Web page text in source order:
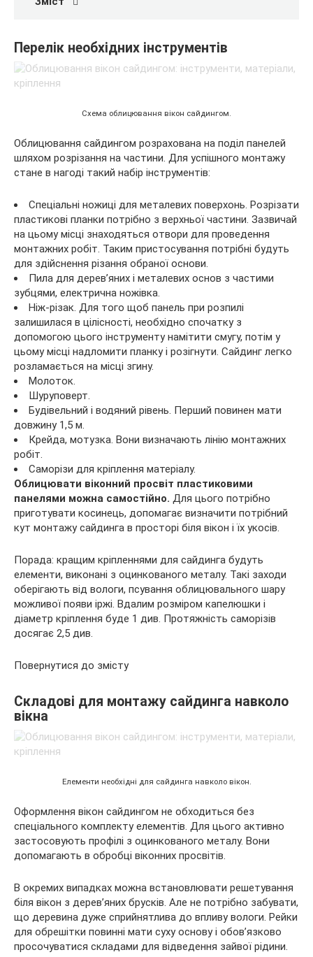
Перелік необхідних інструментів
Схема облицювання вікон сайдингом.
Облицювання сайдингом розрахована на поділ панелей
шляхом розрізання на частини. Для успішного монтажу
стане в нагоді такий набір інструментів:
Спеціальні ножиці для металевих поверхонь. Розрізати
пластикові планки потрібно з верхньої частини. Зазвичай
на цьому місці знаходяться отвори для проведення
монтажних робіт. Таким пристосування потрібні будуть
для здійснення різання обраної основи.
Пила для дерев’яних і металевих основ з частими
зубцями, електрична ножівка.
Ніж-різак. Для того щоб панель при розпилі
залишилася в цілісності, необхідно спочатку з
допомогою цього інструменту намітити смугу, потім у
цьому місці надломити планку і розігнути. Сайдинг легко
розламається на місці згину.
Молоток.
Шуруповерт.
Будівельний і водяний рівень. Перший повинен мати
довжину 1,5 м.
Крейда, мотузка. Вони визначають лінію монтажних
робіт.
Саморізи для кріплення матеріалу.
Облицювати віконний просвіт пластиковими
панелями можна самостійно. Для цього потрібно
приготувати косинець, допомагає визначити потрібний
кут монтажу сайдинга в просторі біля вікон і їх укосів.
Порада: кращим кріпленнями для сайдинга будуть
елементи, виконані з оцинкованого металу. Такі заходи
оберігають від вологи, псування облицювального шару
можливої появи іржі. Вдалим розміром капелюшки і
діаметр кріплення буде 1 див. Протяжність саморізів
досягає 2,5 див.
Повернутися до змісту
Складові для монтажу сайдинга навколо
вікна
Елементи необхідні для сайдинга навколо вікон.
Оформлення вікон сайдингом не обходиться без
спеціального комплекту елементів. Для цього активно
застосовують профілі з оцинкованого металу. Вони
допомагають в обробці віконних просвітів.
В окремих випадках можна встановлювати решетування
біля вікон з дерев’яних брусків. Але не потрібно забувати,
що деревина дуже сприйнятлива до впливу вологи. Рейки
для обрешітки повинні мати суху основу і обов’язково
просочуватися складами для відведення зайвої рідини.